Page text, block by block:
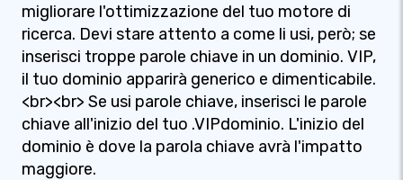
migliorare l'ottimizzazione del tuo motore di
ricerca. Devi stare attento a come li usi, però; se
inserisci troppe parole chiave in un dominio. VIP,
il tuo dominio apparirà generico e dimenticabile.
<br><br> Se usi parole chiave, inserisci le parole
chiave all'inizio del tuo .VIPdominio. L'inizio del
dominio è dove la parola chiave avrà l'impatto
maggiore.